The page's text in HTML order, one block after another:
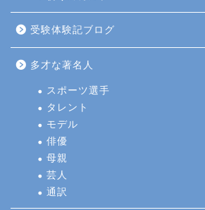
受験体験記ブログ
多才な著名人
スポーツ選手
タレント
モデル
俳優
母親
芸人
通訳